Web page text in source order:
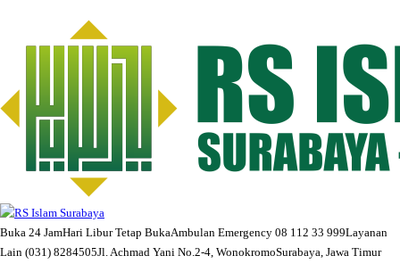
Buka 24 JamHari Libur Tetap BukaAmbulan Emergency 08 112 33 999Layanan
Lain (031) 8284505Jl. Achmad Yani No.2-4, WonokromoSurabaya, Jawa Timur